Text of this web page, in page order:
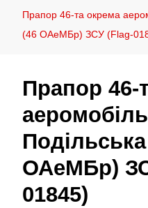
Прапор 46-та окрема
(46 ОАеМБр) ЗСУ (Flag-
Прапор 46-
ОАеМБр)
01845)